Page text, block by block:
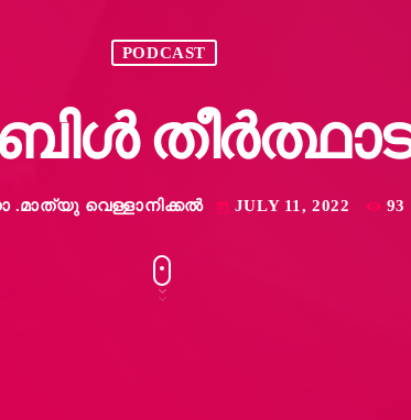
PODCAST
.മാത്യു വെള്ളാനിക്കൽ today JULY 11, 2022 93